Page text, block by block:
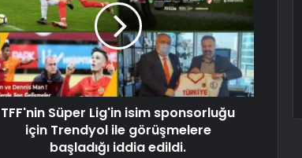
TFF'nin Süper Lig'in isim sponsorluğu
için Trendyol ile görüşmelere
başladığı iddia edildi.